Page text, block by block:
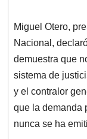
Miguel Otero,
Nacional,
demuestra que
sistema de
y el contralor
que la demanda
nunca se ha